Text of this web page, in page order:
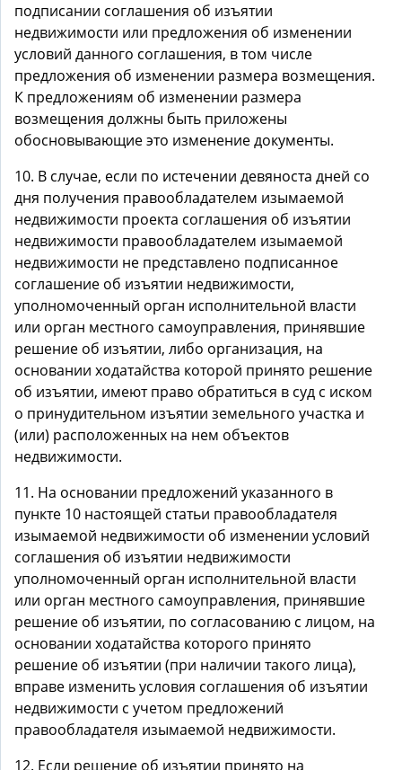
подписании соглашения об изъятии
недвижимости или предложения об изменении
условий данного соглашения, в том числе
предложения об изменении размера возмещения.
К предложениям об изменении размера
возмещения должны быть приложены
обосновывающие это изменение документы.
10. В случае, если по истечении девяноста дней со
дня получения правообладателем изымаемой
недвижимости проекта соглашения об изъятии
недвижимости правообладателем изымаемой
недвижимости не представлено подписанное
соглашение об изъятии недвижимости,
уполномоченный орган исполнительной власти
или орган местного самоуправления, принявшие
решение об изъятии, либо организация, на
основании ходатайства которой принято решение
об изъятии, имеют право обратиться в суд с иском
о принудительном изъятии земельного участка и
(или) расположенных на нем объектов
недвижимости.
11. На основании предложений указанного в
пункте 10 настоящей статьи правообладателя
изымаемой недвижимости об изменении условий
соглашения об изъятии недвижимости
уполномоченный орган исполнительной власти
или орган местного самоуправления, принявшие
решение об изъятии, по согласованию с лицом, на
основании ходатайства которого принято
решение об изъятии (при наличии такого лица),
вправе изменить условия соглашения об изъятии
недвижимости с учетом предложений
правообладателя изымаемой недвижимости.
12. Если решение об изъятии принято на